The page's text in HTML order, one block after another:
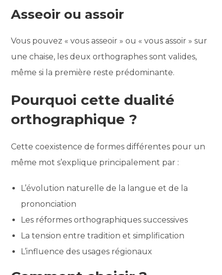
Asseoir ou assoir
Vous pouvez « vous asseoir » ou « vous assoir » sur
une chaise, les deux orthographes sont valides,
même si la première reste prédominante.
Pourquoi cette dualité
orthographique ?
Cette coexistence de formes différentes pour un
même mot s’explique principalement par :
L’évolution naturelle de la langue et de la
prononciation
Les réformes orthographiques successives
La tension entre tradition et simplification
L’influence des usages régionaux